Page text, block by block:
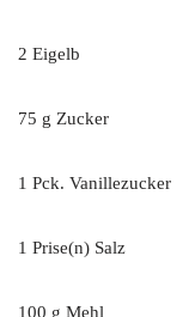
2 Eigelb
75 g Zucker
1 Pck. Vanillezucker
1 Prise(n) Salz
100 g Mehl